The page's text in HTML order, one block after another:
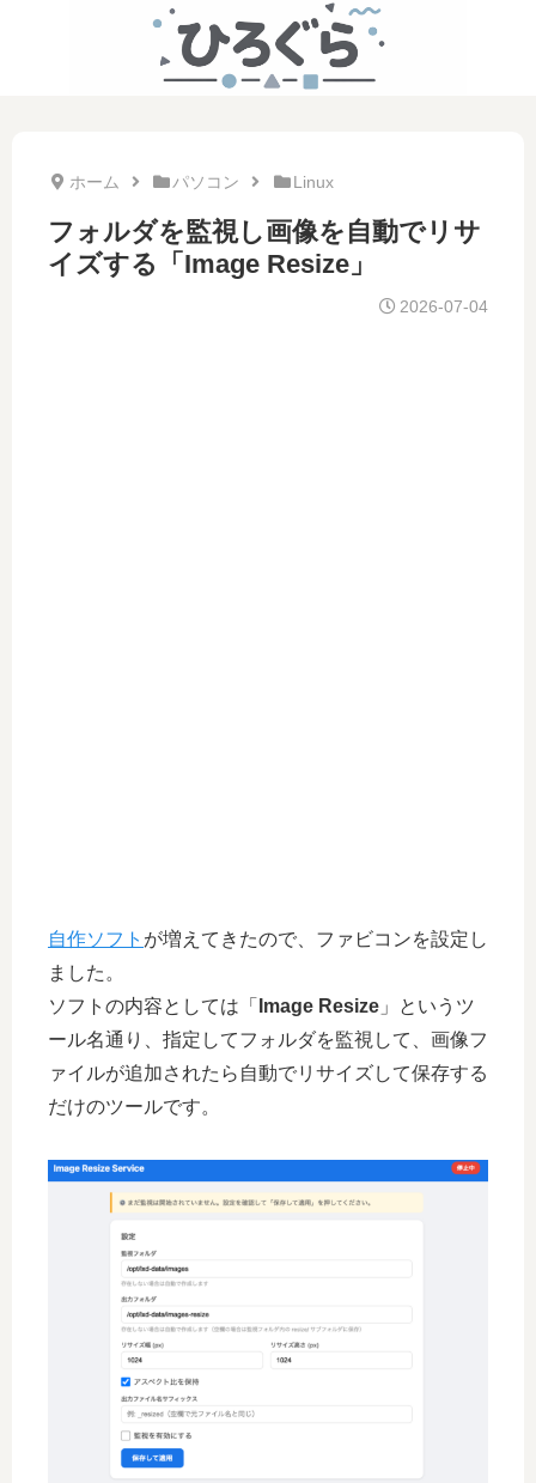
ホーム パソコン Linux
フォルダを監視し画像を自動でリサ
イズする「Image Resize」
2026-07-04
自作ソフト が増えてきたので、ファビコンを設定し
ました。
ソフトの内容としては「
Image Resize 」というツ
ール名通り、指定してフォルダを監視して、画像フ
ァイルが追加されたら自動でリサイズして保存する
だけのツールです。